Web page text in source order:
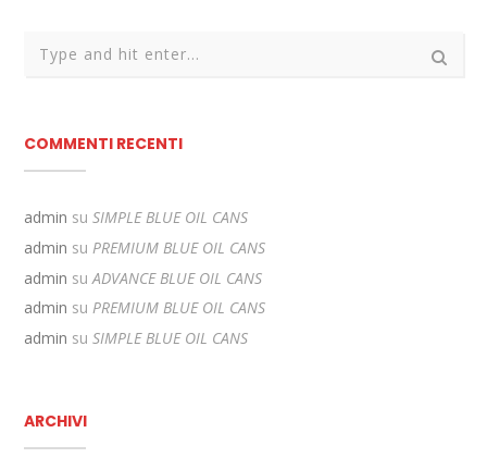
COMMENTI RECENTI
admin suSIMPLE BLUE OIL CANS
admin suPREMIUM BLUE OIL CANS
admin suADVANCE BLUE OIL CANS
admin suPREMIUM BLUE OIL CANS
admin suSIMPLE BLUE OIL CANS
ARCHIVI